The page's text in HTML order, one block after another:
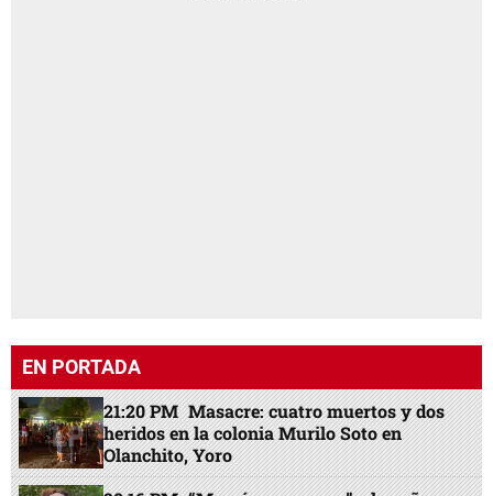
EN PORTADA
21:20 PM Masacre: cuatro muertos y dos
heridos en la colonia Murilo Soto en
Olanchito, Yoro